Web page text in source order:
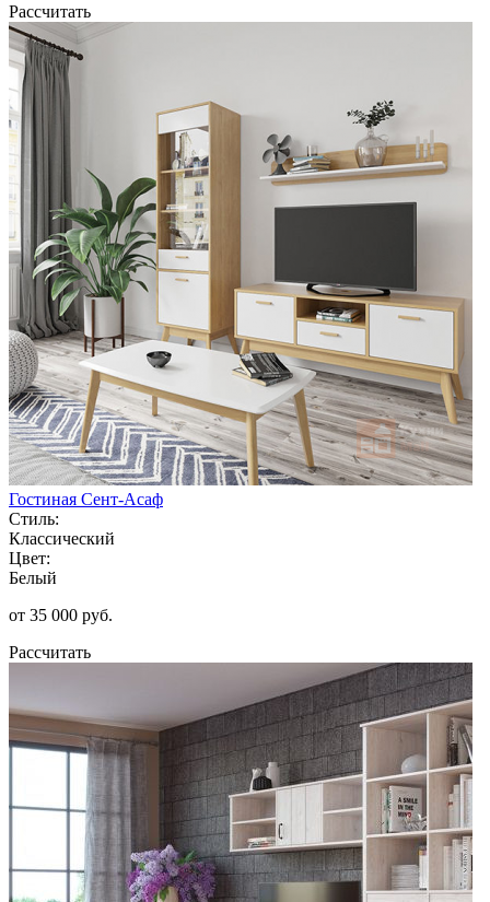
Рассчитать
Гостиная Сент-Асаф
Стиль:
Классический
Цвет:
Белый
от 35 000 руб.
Рассчитать